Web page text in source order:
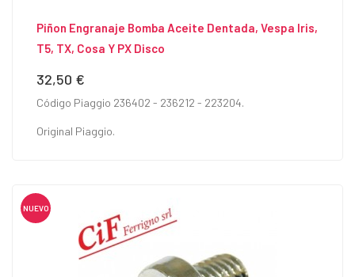
Piñon Engranaje Bomba Aceite Dentada, Vespa Iris,
T5, TX, Cosa Y PX Disco
Precio
32,50 €
Código Piaggio 236402 - 236212 - 223204.
Original Piaggio.
NUEVO